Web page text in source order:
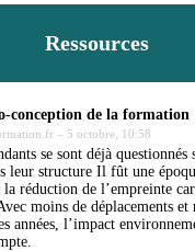
Ressources
conception de la formation
– 5 octobre, 10:58
se sont déjà
leur structure Il fût une
la réduction de l’empreinte
moins de déplacements
années, l’impact